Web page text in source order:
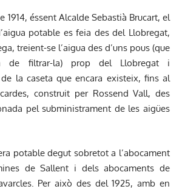
1914, éssent Alcalde Sebastià Brucart, el
potable es feia des del Llobregat,
treient-se l’aigua des d’uns pous (que
de filtrar-la) prop del Llobregat i
la caseta que encara existeix, fins al
construit per Rossend Vall, des
pel subministrament de les aigües
potable degut sobretot a l’abocament
de Sallent i dels abocaments de
Per això des del 1925, amb en